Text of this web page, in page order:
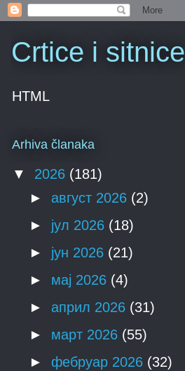
Crtice i sitnice
HTML
Arhiva članaka
▼ 2026 (181)
► август 2026 (2)
► јул 2026 (18)
► јун 2026 (21)
► мај 2026 (4)
► април 2026 (31)
► март 2026 (55)
► фебруар 2026 (32)